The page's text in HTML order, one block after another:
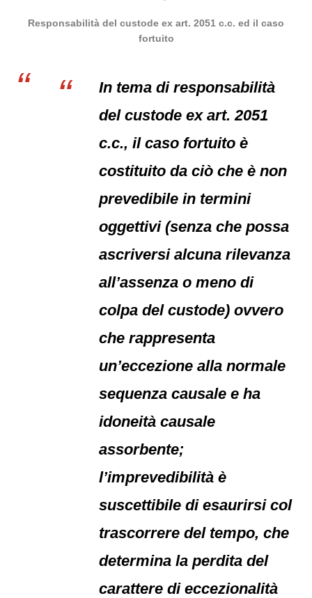
Responsabilità del custode ex art. 2051 c.c. ed il caso
fortuito
In tema di responsabilità
del custode ex art. 2051
c.c., il caso fortuito è
costituito da ciò che è non
prevedibile in termini
oggettivi (senza che possa
ascriversi alcuna rilevanza
all’assenza o meno di
colpa del custode) ovvero
che rappresenta
un’eccezione alla normale
sequenza causale e ha
idoneità causale
assorbente;
l’imprevedibilità è
suscettibile di esaurirsi col
trascorrere del tempo, che
determina la perdita del
carattere di eccezionalità